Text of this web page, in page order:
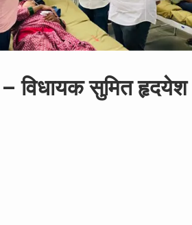
विधायक सुमित हृदयेश